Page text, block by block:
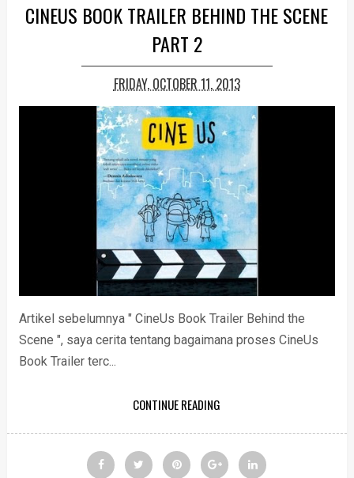
CINEUS BOOK TRAILER BEHIND THE SCENE
PART 2
FRIDAY, OCTOBER 11, 2013
Artikel sebelumnya " CineUs Book Trailer Behind the
Scene ", saya cerita tentang bagaimana proses CineUs
Book Trailer terc...
CONTINUE READING